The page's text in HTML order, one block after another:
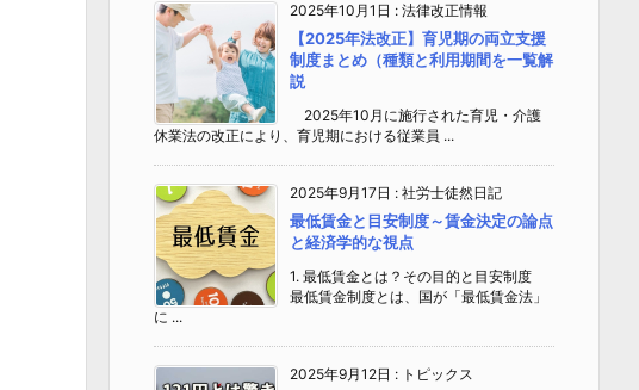
2025年10月1日 : 法律改正情報
【2025年法改正】育児期の両立支援
制度まとめ（種類と利用期間を一覧解
説
2025年10月に施行された育児・介護
休業法の改正により、育児期における従業員 ...
2025年9月17日 : 社労士徒然日記
最低賃金と目安制度～賃金決定の論点
と経済学的な視点
1. 最低賃金とは？その目的と目安制度
最低賃金制度とは、国が「最低賃金法」
に ...
2025年9月12日 : トピックス